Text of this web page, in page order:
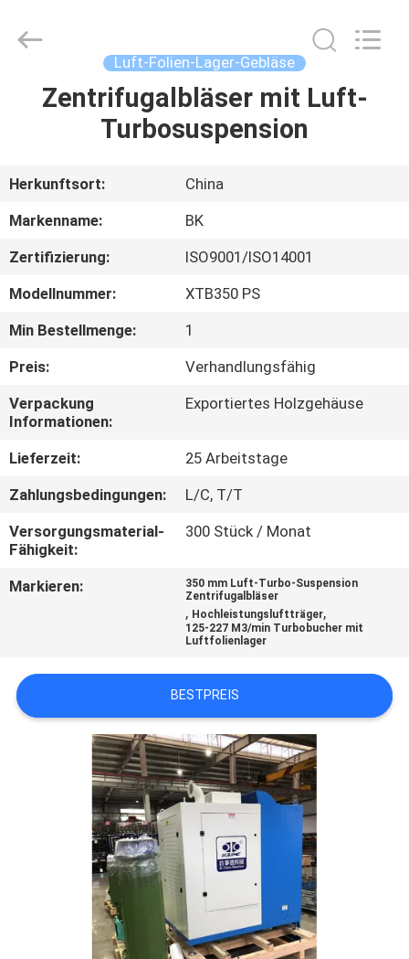
HAUS
VIDEOS
ÜBER
UNS
FABRIK-
AUSFLUG
QUALITÄTSKONTROLLE
TRETEN
SIE
FORDERN
SIE EIN
COMPANY
SITEMAP
Machine
(Jiangsu)
Luft-Folien-Lager-Gebläse
Zentrifugalbläser mit Luft-
Turbosuspension
Herkunftsort:
China
Markenname:
BK
Zertifizierung:
ISO9001/ISO14001
Modellnummer:
XTB350 PS
Min Bestellmenge:
1
Preis:
Verhandlungsfähig
Verpackung
Informationen:
Exportiertes Holzgehäuse
Lieferzeit:
25 Arbeitstage
Zahlungsbedingungen:
L/C, T/T
Versorgungsmaterial-
Fähigkeit:
300 Stück / Monat
Markieren:
350 mm Luft-Turbo-Suspension
Zentrifugalbläser
, Hochleistungsluftträger,
125-227 M3/min Turbobucher mit
Luftfolienlager
BESTPREIS